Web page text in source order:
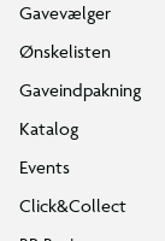
Gavevælger
Ønskelisten
Gaveindpakning
Katalog
Events
Click&Collect